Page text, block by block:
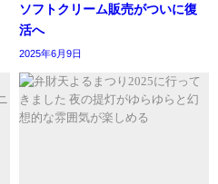
ソフトクリーム販売がついに復
活へ
2025年6月9日